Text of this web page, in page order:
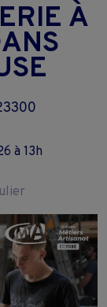
À
à 13h